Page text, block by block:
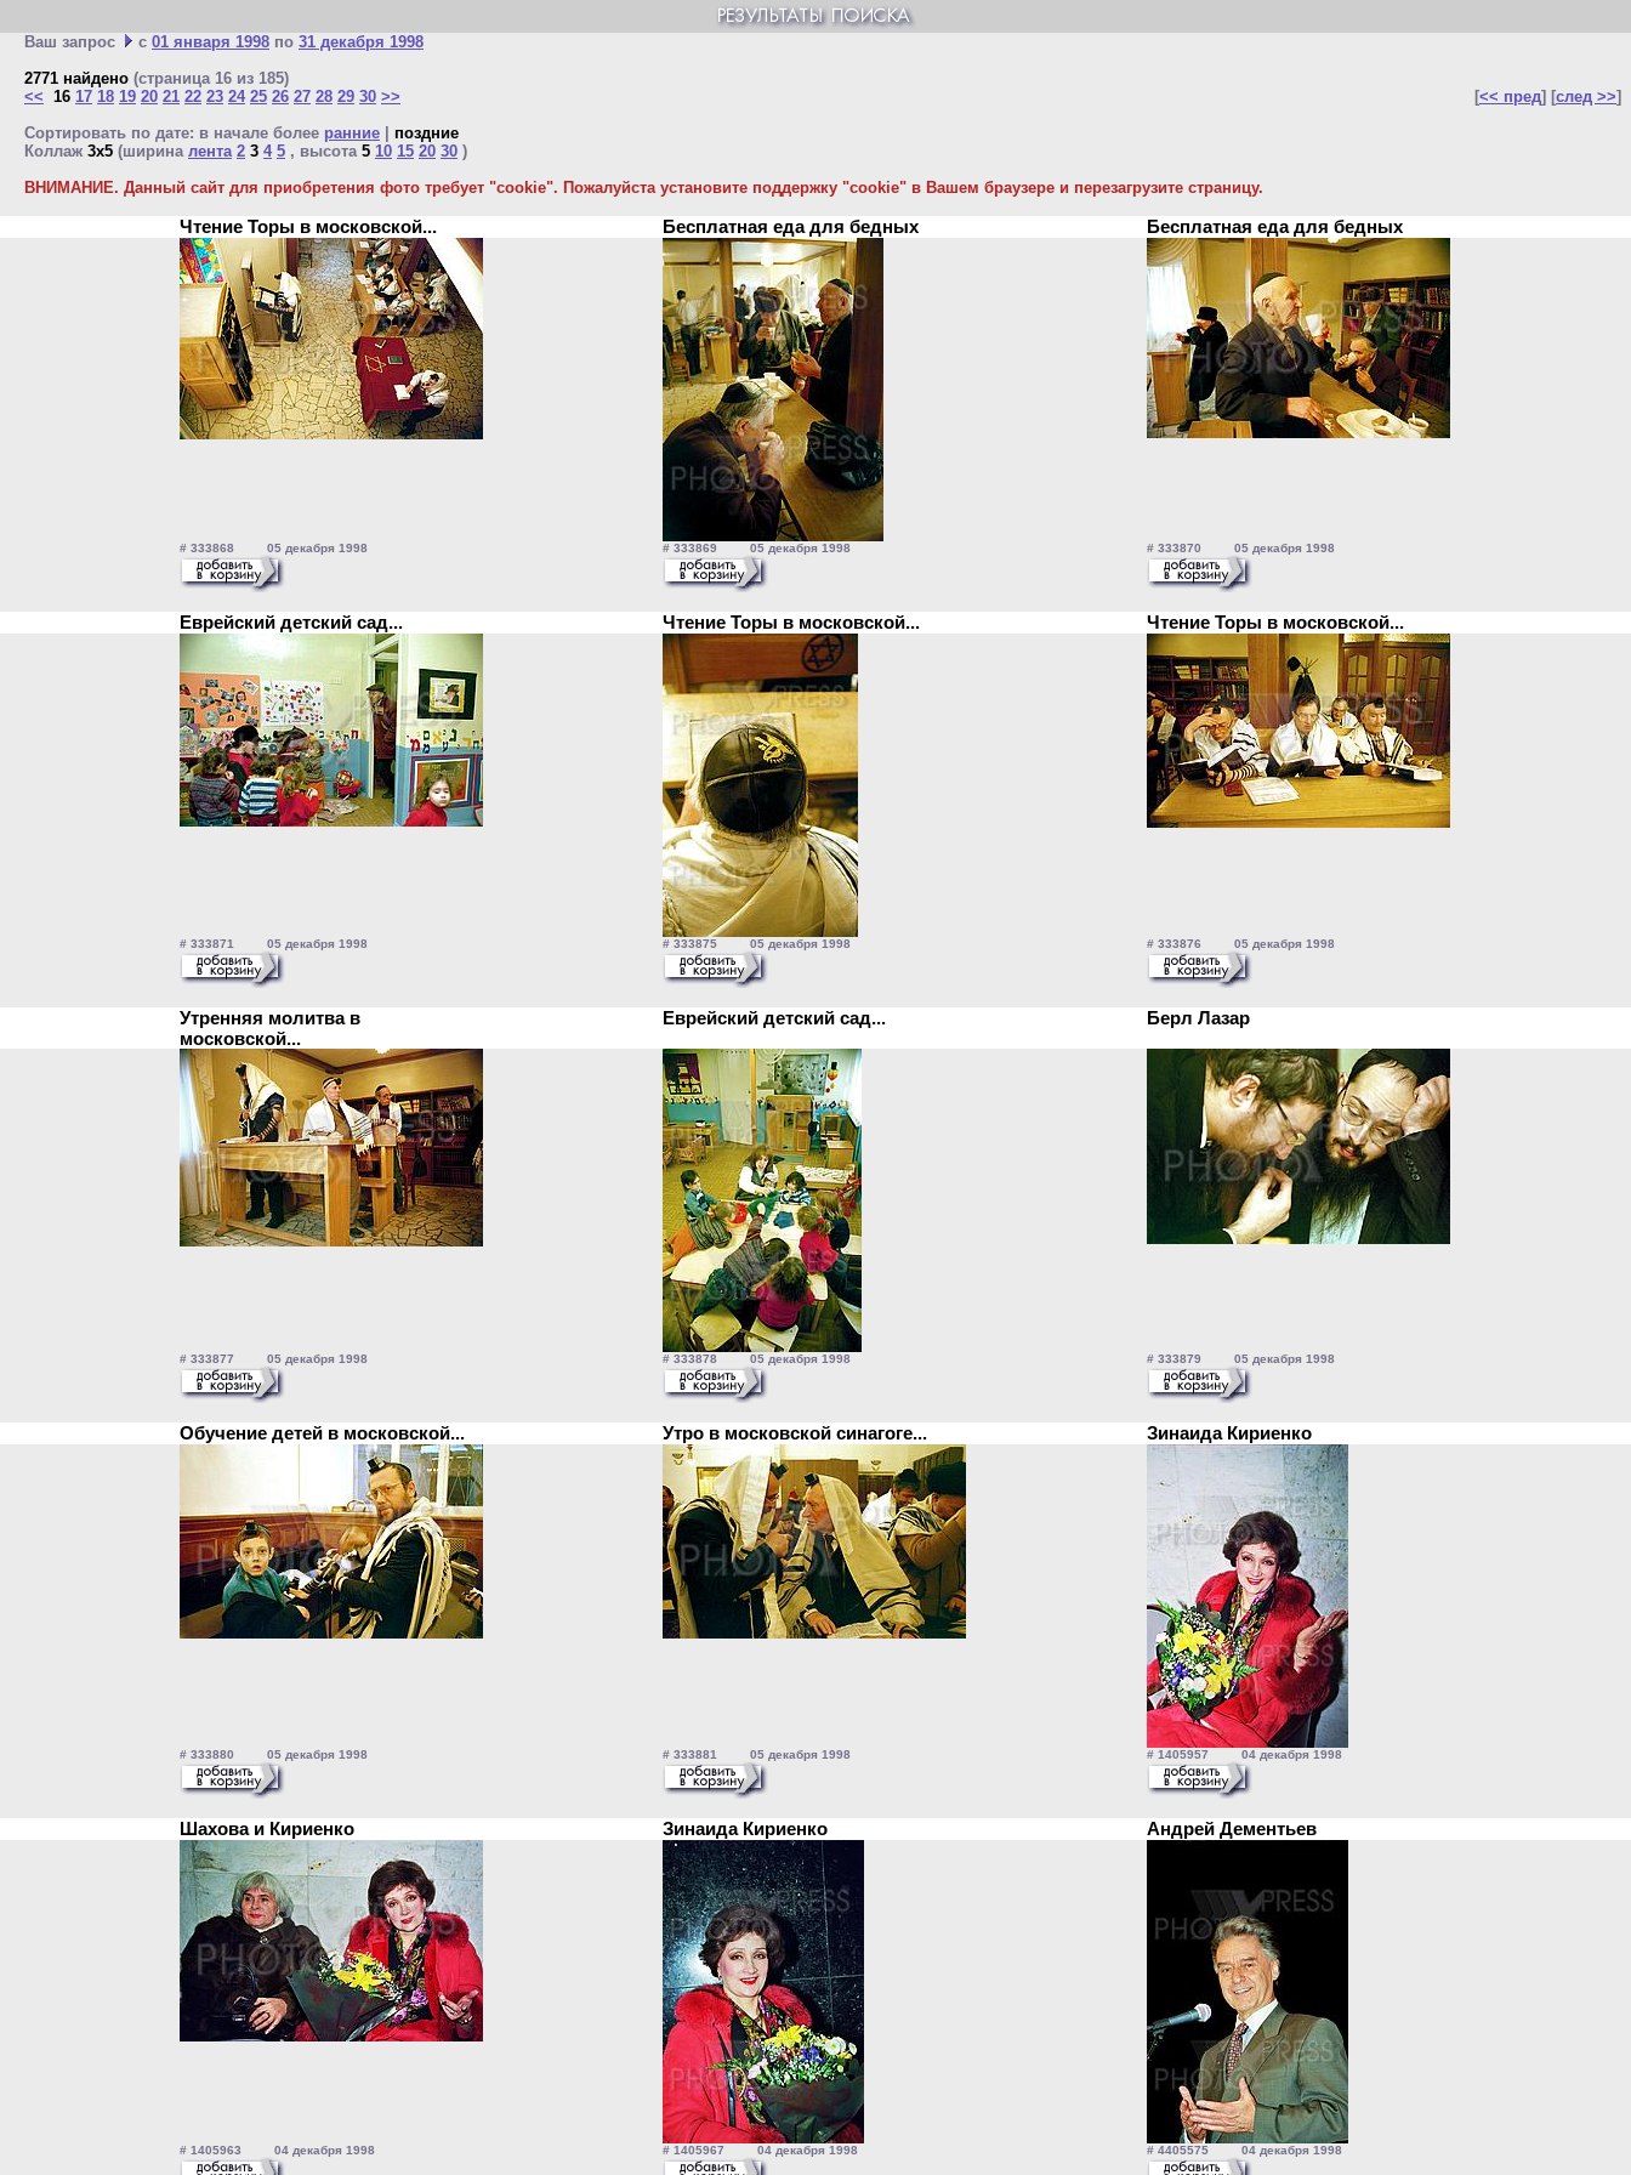
Ваш запрос с 01 января 1998 по 31 декабря 1998
2771 найдено (страница 16 из 185)
<< 16 17 18 19 20 21 22 23 24 25 26 27 28 29 30 >> [<< пред] [след >>]
Сортировать по дате: в начале более ранние
поздние
Коллаж 3x5 (ширина лента 2 3 4 5 , высота 5 10 15 20 30 )
ВНИМАНИЕ. Данный сайт для приобретения фото требует "cookie". Пожалуйста установите поддержку "cookie" в Вашем браузере и перезагрузите страницу.
Чтение Торы в московской... Бесплатная еда для бедных Бесплатная еда для бедных
# 333868 05 декабря 1998 # 333869 05 декабря 1998 # 333870 05 декабря 1998
Еврейский детский сад... Чтение Торы в московской... Чтение Торы в московской...
# 333871 05 декабря 1998 # 333875 05 декабря 1998 # 333876 05 декабря 1998
Утренняя молитва в
московской...
Еврейский детский сад... Берл Лазар
# 333877 05 декабря 1998 # 333878 05 декабря 1998 # 333879 05 декабря 1998
Обучение детей в московской... Утро в московской синагоге... Зинаида Кириенко
# 333880 05 декабря 1998 # 333881 05 декабря 1998 # 1405957 04 декабря 1998
Шахова и Кириенко Зинаида Кириенко Андрей Дементьев
# 1405963 04 декабря 1998 # 1405967 04 декабря 1998 # 4405575 04 декабря 1998